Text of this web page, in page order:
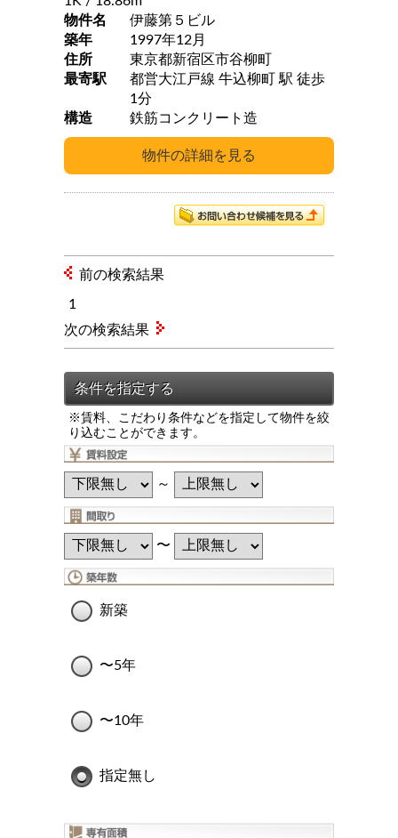
※賃料、こだわり条件などを指定して物件を絞
り込むことができます。
～
〜
新築
〜5年
〜10年
指定無し
物件名
伊藤第５ビル
築年
1997年12月
住所
東京都新宿区市谷柳町
最寄駅
都営大江戸線 牛込柳町 駅 徒歩
1分
構造
鉄筋コンクリート造
前の検索結果
1